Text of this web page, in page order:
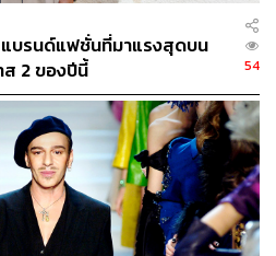
แบรนด์แฟชั่นที่มาแรงสุดบน
2 ของปีนี้
54